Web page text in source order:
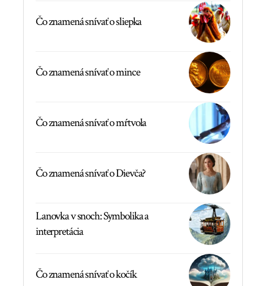
Čo znamená snívať o sliepka
Čo znamená snívať o mince
Čo znamená snívať o mŕtvola
Čo znamená snívať o Dievča?
Lanovka v snoch: Symbolika a
interpretácia
Čo znamená snívať o kočík